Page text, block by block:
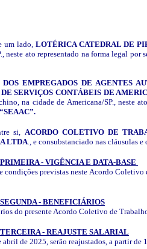
um lado, LOTÉRICA CATEDRAL DE
neste ato representado na forma legal por
DOS EMPREGADOS DE AGENTES
SERVIÇOS CONTÁBEIS DE
na cidade de Americana/SP., neste
“SEAAC”.
si, ACORDO COLETIVO DE
LTDA., e consubstanciado nas cláusulas e
- VIGÊNCIA E DATA-BASE
condições previstas neste Acordo
- BENEFICIÁRIOS
do presente Acordo Coletivo de
- REAJUSTE SALARIAL
abril de 2025, serão reajustados, a partir de